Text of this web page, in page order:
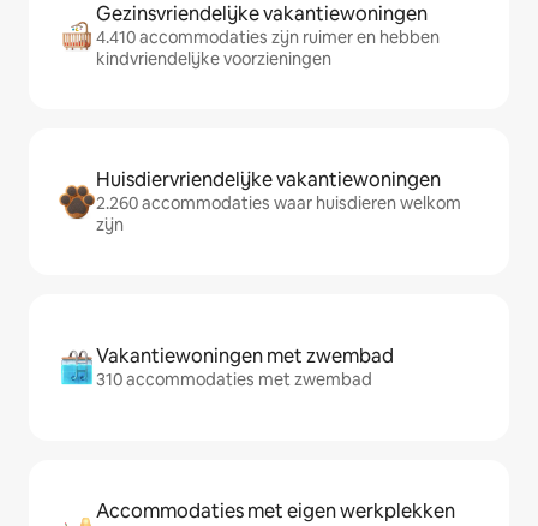
Gezinsvriendelijke vakantiewoningen
4.410 accommodaties zijn ruimer en hebben
kindvriendelijke voorzieningen
Huisdiervriendelijke vakantiewoningen
2.260 accommodaties waar huisdieren welkom
zijn
Vakantiewoningen met zwembad
310 accommodaties met zwembad
Accommodaties met eigen werkplekken